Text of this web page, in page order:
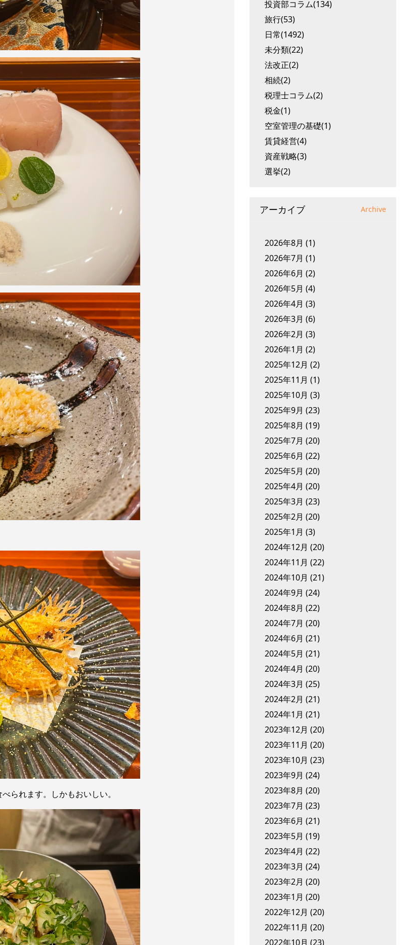
られます。しかもおいしい。
投資部コラム(134)
旅行(53)
日常(1492)
未分類(22)
法改正(2)
相続(2)
税理士コラム(2)
税金(1)
空室管理の基礎(1)
賃貸経営(4)
資産戦略(3)
選挙(2)
アーカイブ Archive
2026年8月 (1)
2026年7月 (1)
2026年6月 (2)
2026年5月 (4)
2026年4月 (3)
2026年3月 (6)
2026年2月 (3)
2026年1月 (2)
2025年12月 (2)
2025年11月 (1)
2025年10月 (3)
2025年9月 (23)
2025年8月 (19)
2025年7月 (20)
2025年6月 (22)
2025年5月 (20)
2025年4月 (20)
2025年3月 (23)
2025年2月 (20)
2025年1月 (3)
2024年12月 (20)
2024年11月 (22)
2024年10月 (21)
2024年9月 (24)
2024年8月 (22)
2024年7月 (20)
2024年6月 (21)
2024年5月 (21)
2024年4月 (20)
2024年3月 (25)
2024年2月 (21)
2024年1月 (21)
2023年12月 (20)
2023年11月 (20)
2023年10月 (23)
2023年9月 (24)
2023年8月 (20)
2023年7月 (23)
2023年6月 (21)
2023年5月 (19)
2023年4月 (22)
2023年3月 (24)
2023年2月 (20)
2023年1月 (20)
2022年12月 (20)
2022年11月 (20)
2022年10月 (23)